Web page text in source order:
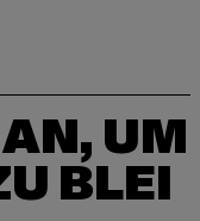
UM
BLEI